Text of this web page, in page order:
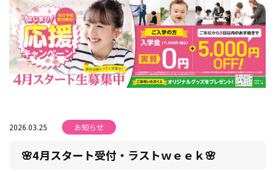
2026.03.25 お知らせ
🌸4月スタート受付・ラストｗｅｅｋ🌸